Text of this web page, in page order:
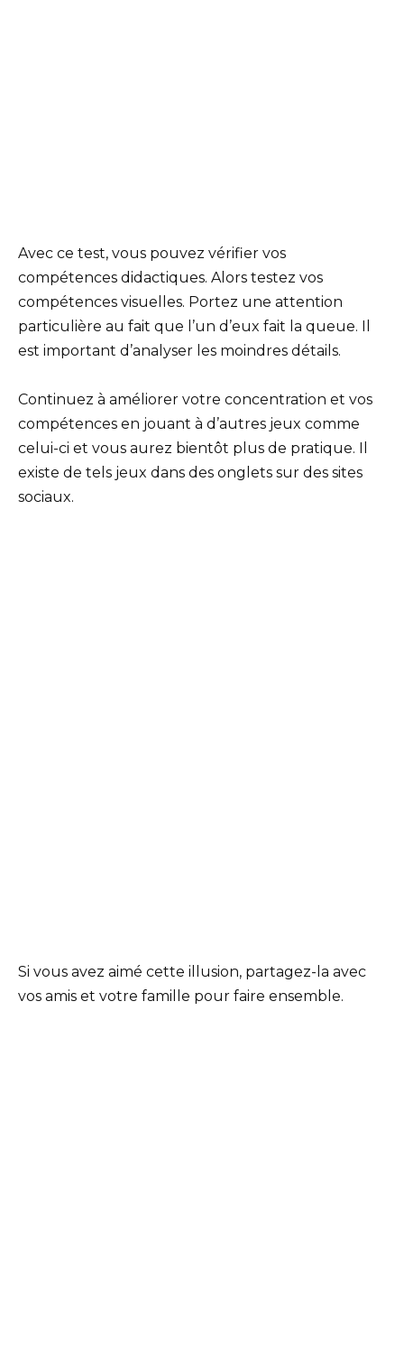
Avec ce test, vous pouvez vérifier vos
compétences didactiques. Alors testez vos
compétences visuelles. Portez une attention
particulière au fait que l’un d’eux fait la queue. Il
est important d’analyser les moindres détails.
Continuez à améliorer votre concentration et vos
compétences en jouant à d’autres jeux comme
celui-ci et vous aurez bientôt plus de pratique. Il
existe de tels jeux dans des onglets sur des sites
sociaux.
Si vous avez aimé cette illusion, partagez-la avec
vos amis et votre famille pour faire ensemble.